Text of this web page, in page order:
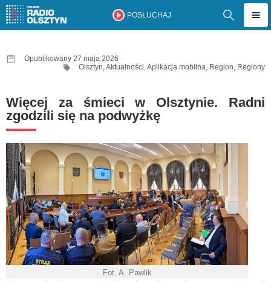
POSŁUCHAJ
Opublikowany 27 maja 2026
Olsztyn,Aktualności,Aplikacja mobilna, Region, Regiony
Więcej za śmieci w Olsztynie. Radni
zgodzili się na podwyżkę
Fot. A. Pawlik